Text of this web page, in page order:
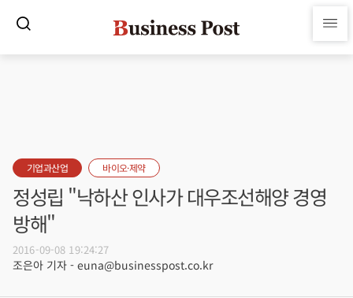
기업과산업 바이오·제약
정성립 "낙하산 인사가 대우조선해양 경영
방해"
2016-09-08 19:24:27
조은아 기자 - euna@businesspost.co.kr